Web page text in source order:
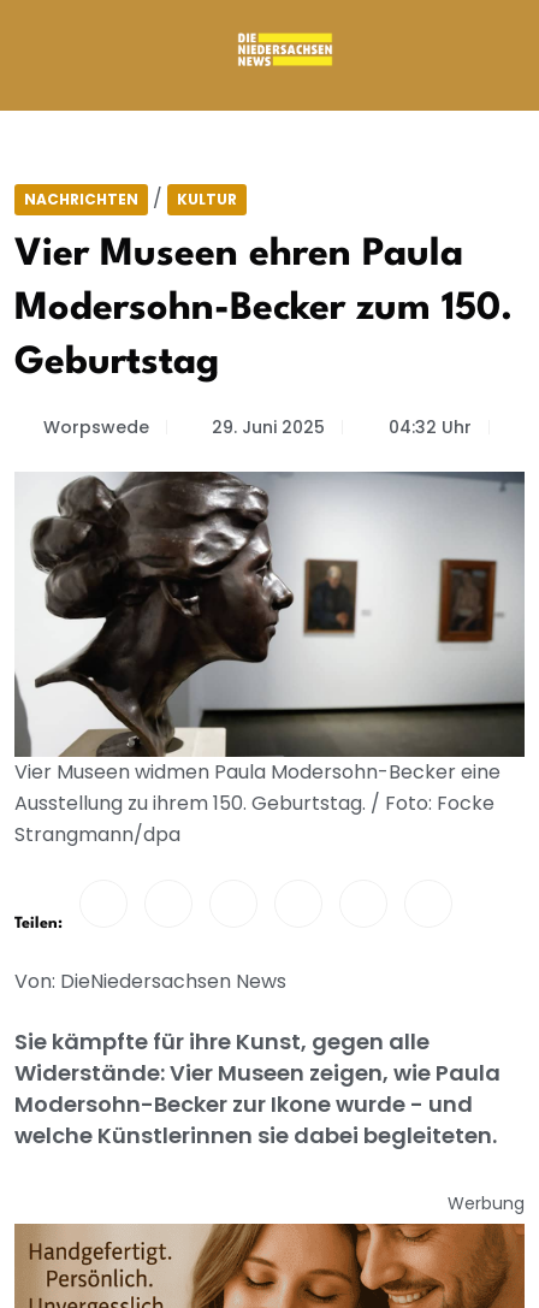
NACHRICHTEN / KULTUR
Vier Museen ehren Paula
Modersohn-Becker zum 150.
Geburtstag
Worpswede 29. Juni 2025 04:32 Uhr
Vier Museen widmen Paula Modersohn-Becker eine
Ausstellung zu ihrem 150. Geburtstag. / Foto: Focke
Strangmann/dpa
Teilen:
Von: DieNiedersachsen News
Sie kämpfte für ihre Kunst, gegen alle
Widerstände: Vier Museen zeigen, wie Paula
Modersohn-Becker zur Ikone wurde - und
welche Künstlerinnen sie dabei begleiteten.
Werbung